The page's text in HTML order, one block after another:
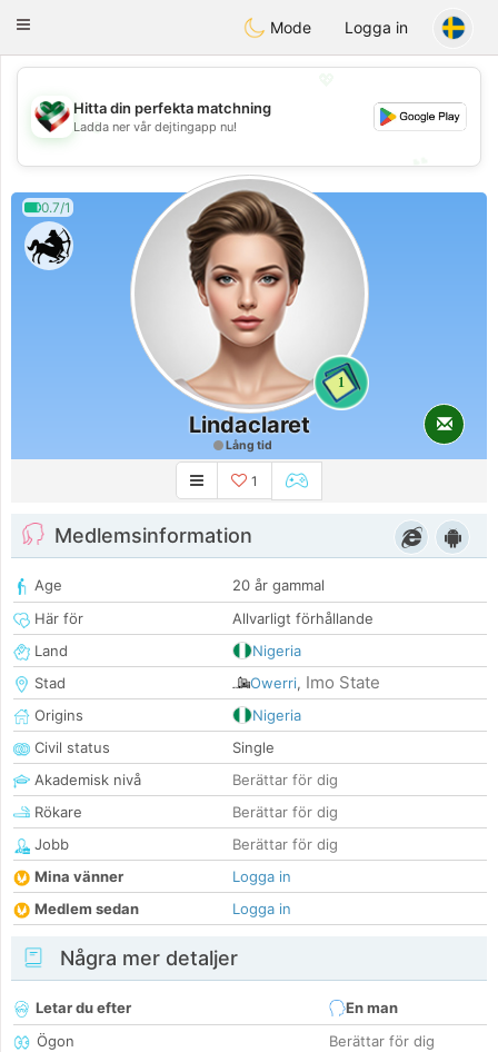
KuwaitChat
Toggle
Mode Logga in
💖
💕
Hitta din perfekta matchning
Ladda ner vår dejtingapp nu!
0.7/1
1
Lindaclaret
Lång tid
1
Medlemsinformation
Age
20 år gammal
Här för
Allvarligt förhållande
Land
Nigeria
Stad
Owerri, Imo State
Origins
Nigeria
Civil status
Single
Akademisk nivå
Berättar för dig
Rökare
Berättar för dig
Jobb
Berättar för dig
Mina vänner
Logga in
Medlem sedan
Logga in
Några mer detaljer
Letar du efter
En man
Ögon
Berättar för dig